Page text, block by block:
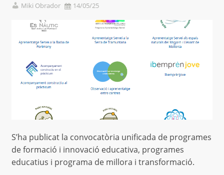
Miki Obrador 14/05/25
S’ha publicat la convocatòria unificada de programes
de formació i innovació educativa, programes
educatius i programa de millora i transformació.